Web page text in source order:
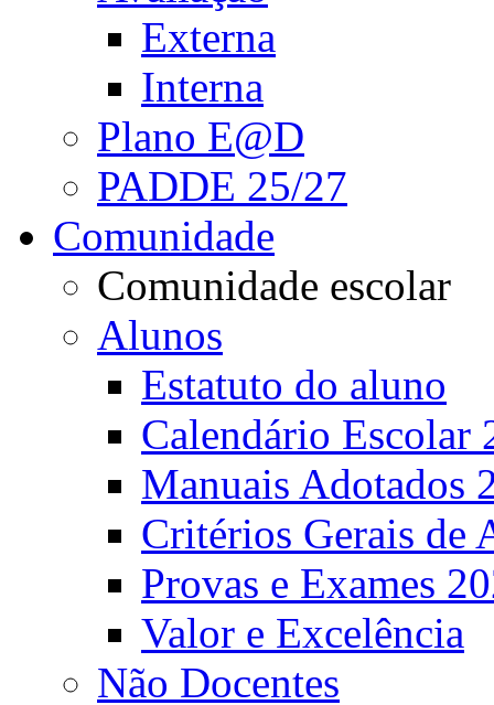
Externa
Interna
Plano E@D
PADDE 25/27
Comunidade
Comunidade escolar
Alunos
Estatuto do aluno
Calendário Escolar
Manuais Adotados
Critérios Gerais de
Provas e Exames
Valor e Excelência
Não Docentes